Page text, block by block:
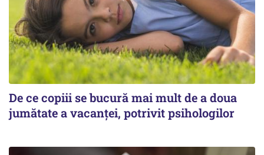
De ce copiii se bucură mai mult de a doua
jumătate a vacanței, potrivit psihologilor